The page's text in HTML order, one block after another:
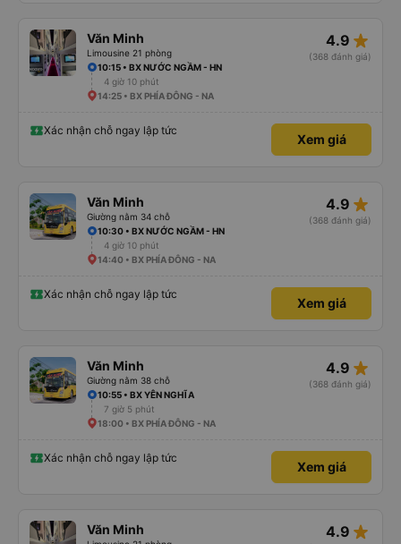
Văn Minh
Limousine 21 phòng
4.9 star_rate
(368 đánh giá)
10:15 • BX NƯỚC NGẦM - HN
4 giờ 10 phút
14:25 • BX PHÍA ĐÔNG - NA
Xác nhận chỗ ngay lập tức
Xem giá
Văn Minh
Giường nằm 34 chỗ
4.9 star_rate
(368 đánh giá)
10:30 • BX NƯỚC NGẦM - HN
4 giờ 10 phút
14:40 • BX PHÍA ĐÔNG - NA
Xác nhận chỗ ngay lập tức
Xem giá
Văn Minh
Giường nằm 38 chỗ
4.9 star_rate
(368 đánh giá)
10:55 • BX YÊN NGHĨA
7 giờ 5 phút
18:00 • BX PHÍA ĐÔNG - NA
Xác nhận chỗ ngay lập tức
Xem giá
Văn Minh 4.9 star_rate